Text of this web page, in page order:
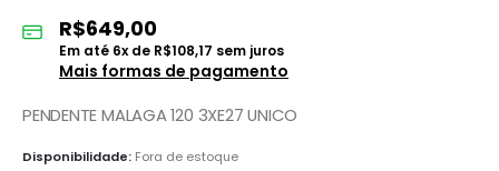
R$649,00
Em até 6x de R$108,17 sem juros
Mais formas de pagamento
PENDENTE MALAGA 120 3XE27 UNICO
Disponibilidade: Fora de estoque